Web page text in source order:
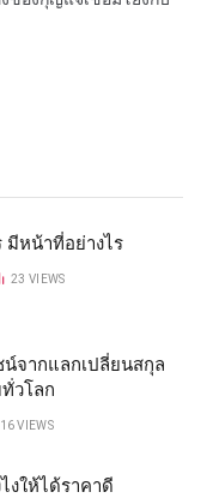
มีหน้าที่อย่างไร
23VIEWS
น์จากแลกเปลี่ยนสกุล
วโลก
16VIEWS
งให้ได้ราคาดี